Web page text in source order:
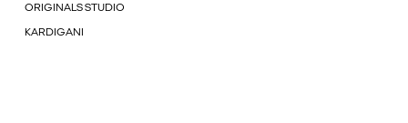
ORIGINALS STUDIO
KARDIGANI